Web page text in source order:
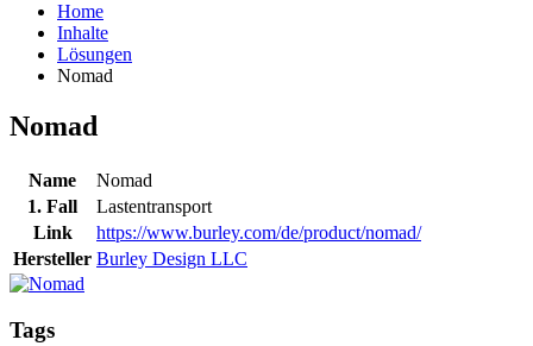
Home
Inhalte
Lösungen
Nomad
Nomad
Name
Nomad
1. Fall
Lastentransport
Link
https://www.burley.com/de/product/nomad/
Hersteller Burley Design LLC
Tags